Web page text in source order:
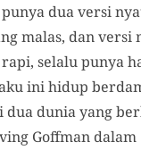
dua versi
malas, dan versi
selalu punya
ini hidup
dua dunia yang
Goffman dalam